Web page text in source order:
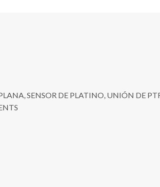
CABLE
cantidad
SENSOR DE PLATINO, UNIÓN DE